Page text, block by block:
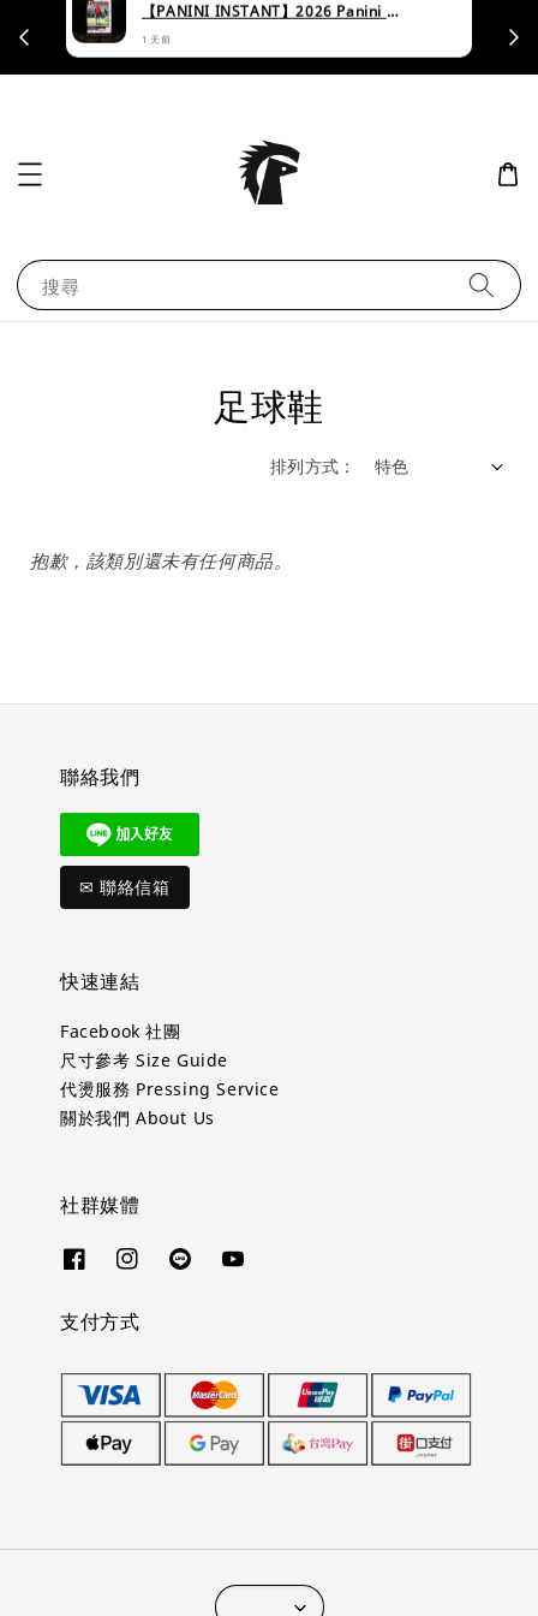
支援刷卡｜皆開立統一發票
搜尋
足球鞋
排列方式 :
抱歉，該類別還未有任何商品。
聯絡我們
✉ 聯絡信箱
快速連結
Facebook 社團
尺寸參考 Size Guide
代燙服務 Pressing Service
關於我們 About Us
社群媒體
支付方式
李***已購買了